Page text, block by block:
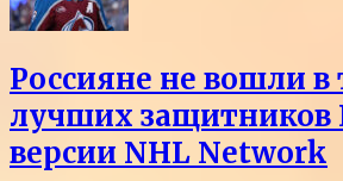
Россияне не вошли в
лучших защитников
версии NHL Network